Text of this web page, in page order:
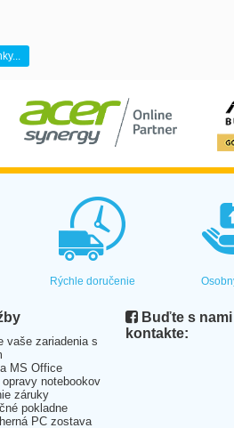
Rýchle doručenie
vaše zariadenia s
MS Office
notebookov
záruky
pokladne
PC zostava
Buďte s
kontakte: